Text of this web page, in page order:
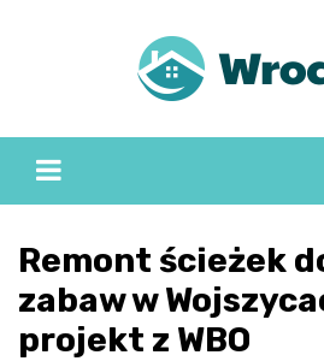
Remont ścieżek
zabaw w
projekt z WBO